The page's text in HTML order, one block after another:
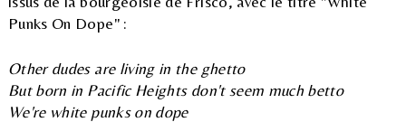
Punks On Dope" :
Other dudes are living in the ghetto
But born in Pacific Heights don't seem much betto
We're white punks on dope